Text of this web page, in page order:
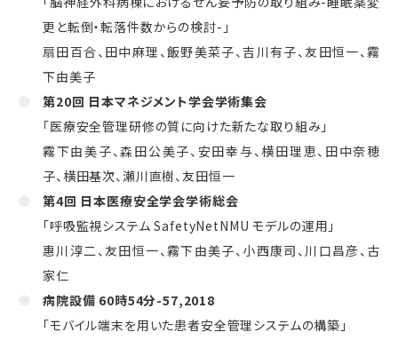
更と転倒・転落件数からの検討-」
扇田百合、田中麻理、飯野美菜子、吉川有子、友田恒一、霧
下由美子
第20回 日本マネジメント学会学術集会
「医療安全管理研修の質に向けた新たな取り組み」
霧下由美子、森田公美子、安田幸与、横田理恵、田中奈穂
子、横田基次、瀬川直樹、友田恒一
第4回 日本医療安全学会学術総会
「呼吸監視システム SafetyNetNMU モデルの運用」
惠川淳二、友田恒一、霧下由美子、小西康司、川口昌彦、古
家仁
病院設備 60時54分-57,2018
「モバイル端末を用いた患者安全管理システムの構築」